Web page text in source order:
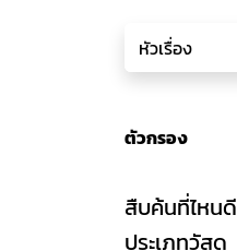
ตัวกรอง
สืบค้นที่ไหนดี
ประเภทวัสดุ